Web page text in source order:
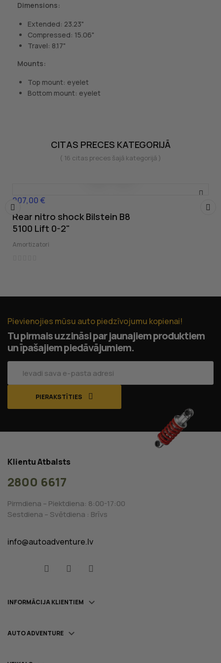
Dimensions:
Extended: 23.23"
Compressed: 15.06"
Travel: 8.17"
Mounts:
Top mount: eyelet
Bottom mount: eyelet
CITAS PRECES KATEGORIJĀ
( 16 citas preces šajā kategorijā )
Cena
207,00 €
Rear nitro shock Bilstein B8
5100 Lift 0-2"
Amortizatori
‹
Pievienojies mūsu auto piedzīvojumu kopienai!
Tu pirmais uzzināsi par jaunajiem produktiem
un īpašajiem piedāvājumiem.
PIERAKSTĪTIES
Klientu Atbalsts
2800 6617
Pirmdiena – Piektdiena: 8:00-17:00
Sestdiena – Svētdiena : Brīvs
info@autoadventure.lv
INFORMĀCIJA KLIENTIEM 
AUTO ADVENTURE 
FacebookYouTube